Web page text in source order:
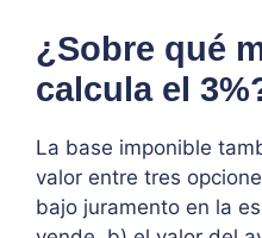
¿Sobre qué
calcula el
La base imponible
valor entre tres
bajo juramento en la